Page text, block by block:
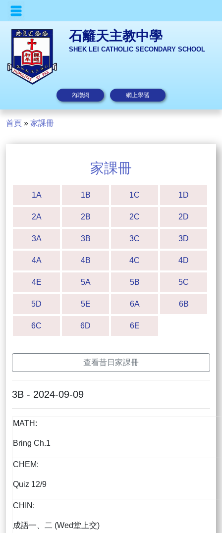
石籬天主教中學
SHEK LEI CATHOLIC SECONDARY SCHOOL
內聯網 網上學習
首頁 » 家課冊
家課冊
1A 1B 1C 1D
2A 2B 2C 2D
3A 3B 3C 3D
4A 4B 4C 4D
4E 5A 5B 5C
5D 5E 6A 6B
6C 6D 6E
查看昔日家課冊
3B - 2024-09-09
MATH:
Bring Ch.1
CHEM:
Quiz 12/9
CHIN:
成語一、二 (Wed堂上交)